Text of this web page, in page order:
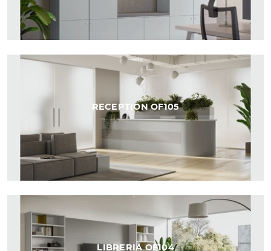
RECEPTION OF105
LIBRERIA OF104